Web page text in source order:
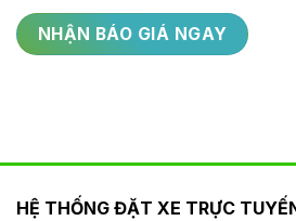
HỆ THỐNG ĐẶT XE TRỰC